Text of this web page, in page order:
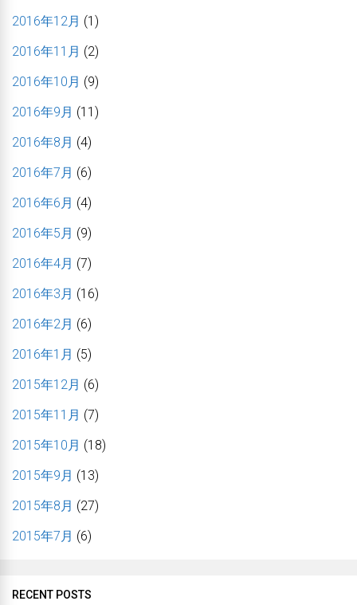
2016年12月 (1)
2016年11月 (2)
2016年10月 (9)
2016年9月 (11)
2016年8月 (4)
2016年7月 (6)
2016年6月 (4)
2016年5月 (9)
2016年4月 (7)
2016年3月 (16)
2016年2月 (6)
2016年1月 (5)
2015年12月 (6)
2015年11月 (7)
2015年10月 (18)
2015年9月 (13)
2015年8月 (27)
2015年7月 (6)
RECENT POSTS